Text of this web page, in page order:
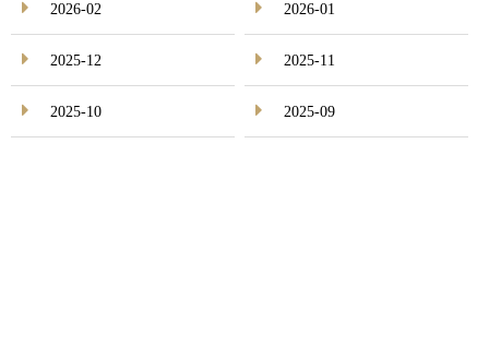
2026-02 2026-01
2025-12 2025-11
2025-10 2025-09